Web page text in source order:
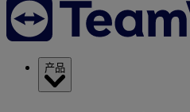
产品